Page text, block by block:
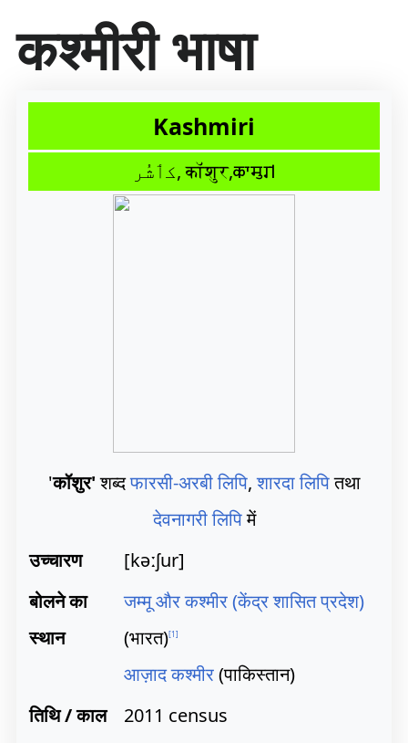
म
ग्री
कश्मीरी भाषा
Kashmiri
کٲشُر, कॉशुर,𑆑𑆳𑆯𑆶𑆫𑇀
'कॉशुर'शब्दफारसी-अरबी लिपि,शारदा लिपितथा
देवनागरी लिपिमें
उच्चारण
[kəːʃur]
बोलने का
स्थान
जम्मू और कश्मीर (केंद्र शासित प्रदेश)
(भारत)[1]
आज़ाद कश्मीर(पाकिस्तान)
तिथि / काल
2011 census